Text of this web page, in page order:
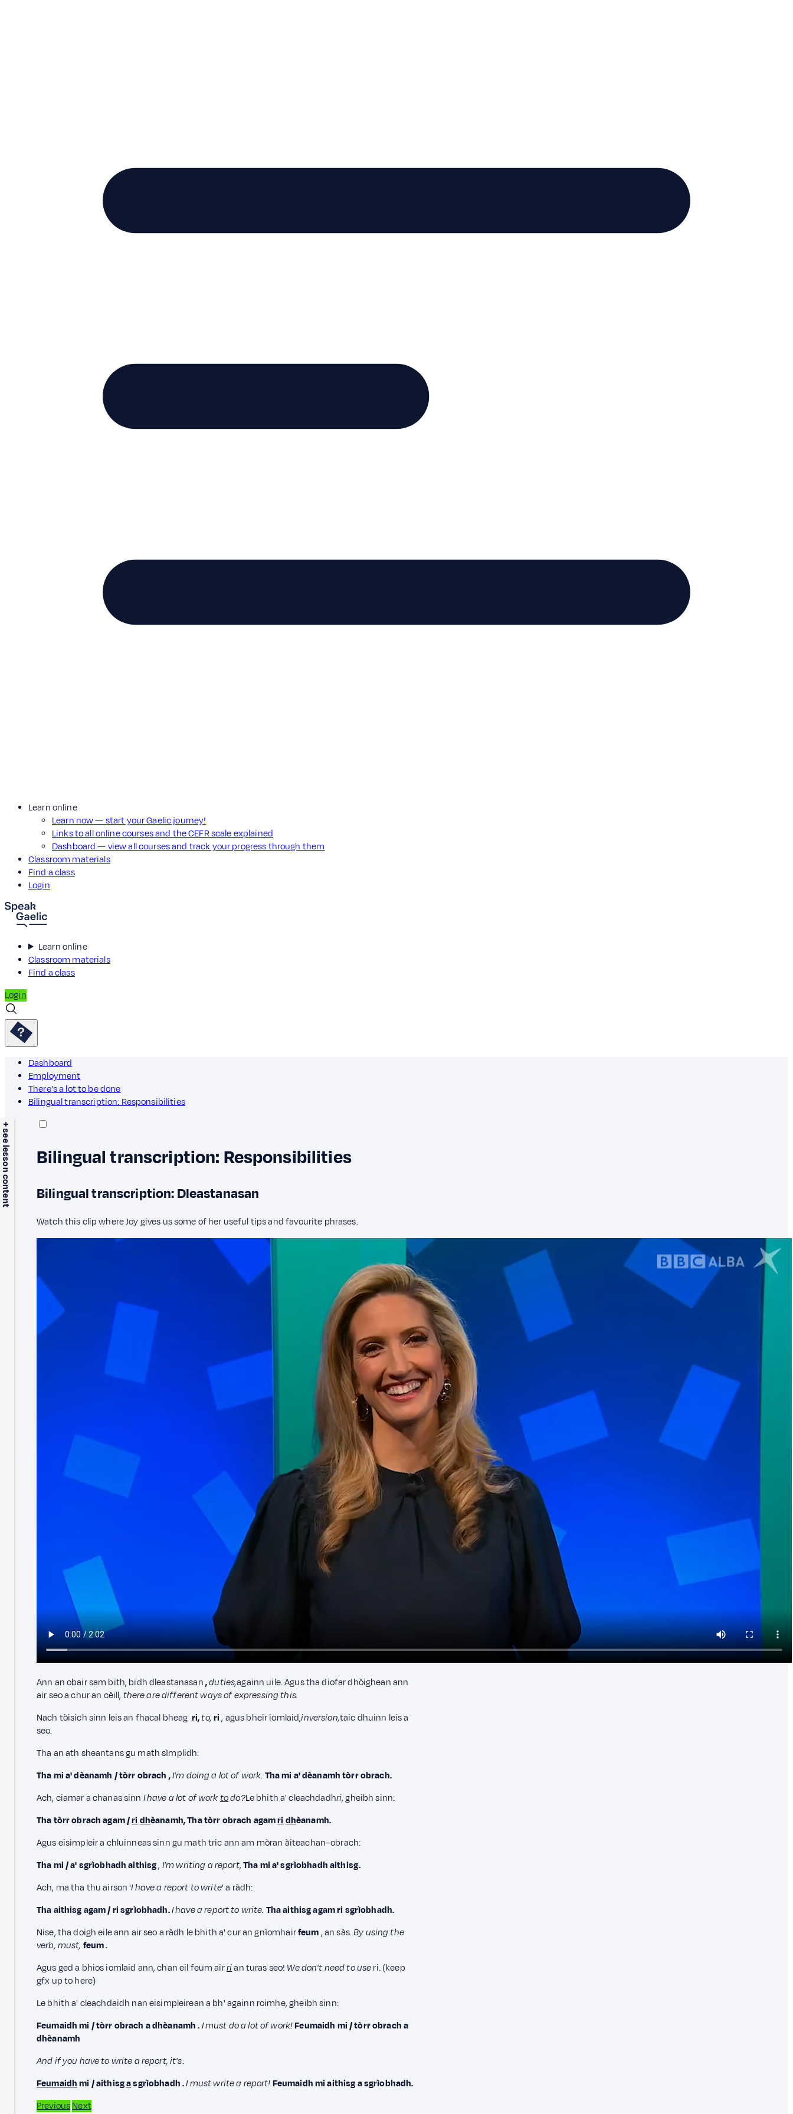
Learn online
Learn now — start your Gaelic journey!
Links to all online courses and the CEFR scale explained
Dashboard — view all courses and track your progress through them
Classroom materials
Find a class
Login
Learn online
Classroom materials
Find a class
Login
Dashboard
Employment
There's a lot to be done
Bilingual transcription: Responsibilities
+ see lesson content Bilingual transcription: Responsibilities
Bilingual transcription: Dleastanasan
Watch this clip where Joy gives us some of her useful tips and favourite phrases.
Ann an obair sam bith, bidh dleastanasan,duties,againn uile. Agus tha diofar dhòighean ann
air seo a chur an cèill, there are different ways of expressing this.
Nach tòisich sinn leis an fhacal bheag ri,to,ri, agus bheir iomlaid,inversion,taic dhuinn leis a
seo.
Tha an ath sheantans gu math sìmplidh:
Tha mi a' dèanamh / tòrr obrach ,I'm doing a lot of work. Tha mi a' dèanamh tòrr obrach.
Ach, ciamar a chanas sinn I have a lot of worktodo?Le bhith a' cleachdadhri, gheibh sinn:
Tha tòrr obrach agam /ri dhèanamh,Tha tòrr obrach agamri dhèanamh.
Agus eisimpleir a chluinneas sinn gu math tric ann am mòran àiteachan–obrach:
Tha mi / a' sgrìobhadh aithisg, I'mwriting a report,Tha mi a' sgrìobhadh aithisg.
Ach, ma tha thu airson 'I have a report to write' a ràdh:
Tha aithisg agam / ri sgrìobhadh.I have a report to write. Tha aithisg agam ri sgrìobhadh.
Nise, tha doigh eile ann air seo a ràdh le bhith a' cur an gnìomhairfeum, an sàs.By using the
verb, must, feum.
Agus ged a bhios iomlaid ann, chan eil feum airrian turas seo! We don't need to useri. (keep
gfx up to here)
Le bhith a' cleachdaidh nan eisimpleirean a bh' againn roimhe, gheibh sinn:
Feumaidh mi / tòrr obrach a dhèanamh .I must do a lot of work!Feumaidh mi / tòrr obrach a
dhèanamh
And if you haveto write a report, it's:
Feumaidh mi / aithisgasgrìobhadh.I must write a report!Feumaidh mi aithisg a sgrìobhadh.
PreviousNext